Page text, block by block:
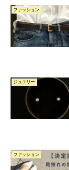
ファッション
ジュエリー
ファッション